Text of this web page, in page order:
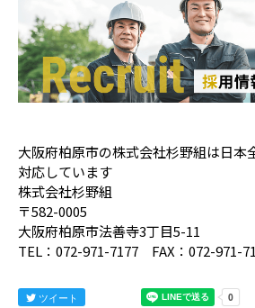
大阪府柏原市の株式会社杉野組は日本
対応しています
株式会社杉野組
〒582-0005
大阪府柏原市法善寺3丁目5-11
TEL：072-971-7177 FAX：072-971-
ツイート